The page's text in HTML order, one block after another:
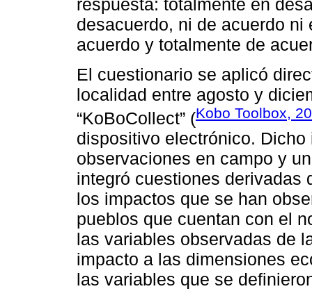
respuesta: totalmente en
desacuerdo, ni de acuerdo
acuerdo y totalmente de
El cuestionario se aplicó
localidad entre agosto y
“KoBoCollect” (Kobo Toolbox,
dispositivo electrónico.
observaciones en campo y
integró cuestiones derivadas
los impactos que se han
pueblos que cuentan con el
las variables observadas de
impacto a las dimensiones
las variables que se